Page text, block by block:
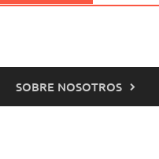
SOBRE NOSOTROS